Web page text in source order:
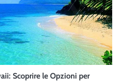
Scoprire le Opzioni per